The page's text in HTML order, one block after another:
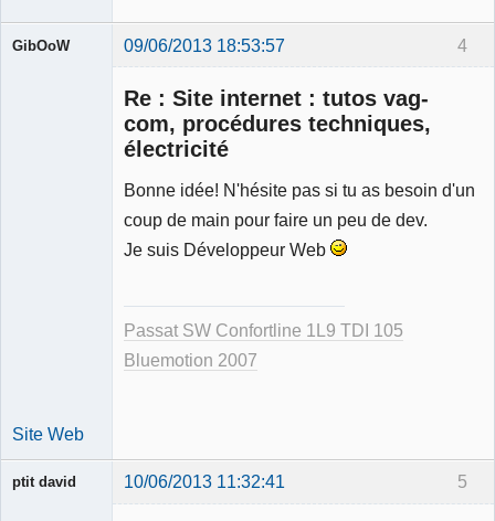
4
GibOoW 09/06/2013 18:53:57
Re : Site internet : tutos vag-
com, procédures techniques,
électricité
Bonne idée! N'hésite pas si tu as besoin d'un
coup de main pour faire un peu de dev.
Je suis Développeur Web
Passat SW Confortline 1L9 TDI 105
Bluemotion 2007
Site Web
5
ptit david 10/06/2013 11:32:41